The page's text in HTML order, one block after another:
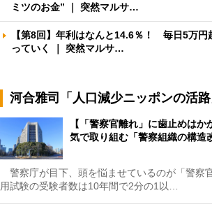
ミツのお金” ｜ 突然マルサ…
【第8回】年利はなんと14.6％！ 毎日5万円
っていく ｜ 突然マルサ…
河合雅司「人口減少ニッポンの活路
【「警察官離れ」に歯止めは
気で取り組む「警察組織の構
警察庁が目下、頭を悩ませているのが「警察
用試験の受験者数は10年間で2分の1以…